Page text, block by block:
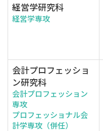
経営学研究科
経営学専攻
会計プロフェッショ
ン研究科
会計プロフェッション
専攻
プロフェッショナル会
計学専攻（併任）